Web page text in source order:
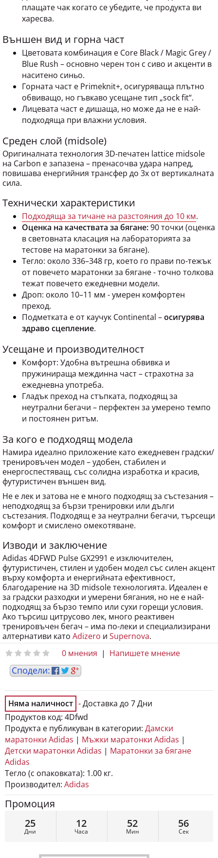
плащате чак когато се убедите, че продукта ви
харесва.
Външен вид и горна част
Цветовата комбинация е Core Black / Magic Grey /
Blue Rush – основно черен тон с сиво и акценти в
наситено синьо.
Горната част е Primeknit+, осигуряваща плътно
обвиващо, но гъвкаво усещане тип „sock fit“.
Лицевата част е дишаща, но може да не е най-
подходяща при влажни условия.
Среден слой (midsole)
Оригиналната технология 3D‑печатен lattice midsole
на Carbon е запазена – пренасочва удара напред,
повишава енергийния трансфер до 3x от вертикалната
сила.
Технически характеристики
Подходяща за тичане на разстояния до 10 км.
Оценка на качествата за бягане:90 точки (оценка
в световната класация на лабораторията за
тестове на маратонки за бягане).
Тегло: около 336–348 гр, което го прави по-тежък
от повечето маратонки за бягане - точно толкова
тежат повечето ежедневни модели.
Дроп: около 10–11 мм - умерен комфортен
преход.
Подметката е от каучук Continental –осигурява
здраво сцепление.
Усещане и производителност
Комфорт: Удобна вътрешна обвивка и
пружинираща междинна част – страхотна за
ежедневна употреба.
Гладък преход на стъпката, подходящ за
неутрални бегачи – перфектен за умерено темпо
и постоянен ритъм.
За кого е подходящ модела
Намира идеално приложение като ежедневен градски/
тренировъчен модел – удобен, стабилен и
енергоспестяващ, със солидна изработка и красив,
футуристичен външен вид.
Не е лек и затова не е много подходящ за състезания –
неподходящ за бързи тренировки или дълги
състезания. Подходящ е за неутрални бегачи, търсещи
комфорт и смислено омекотяване.
Изводи и заключение
Adidas 4DFWD Pulse GX2991 е изключителен,
футуристичен, стилен и удобен модел със силен акцент
върху комфорта и енергийната ефективност,
благодарение на 3D midsole технологията. Идеален е
за градски разходки и умерени бягания, но не е най-
подходящ за бързо темпо или сухи горещи условия.
Ако търсиш цитрусово лек, много реактивен
тренировъчен бегач – има по-леки и специализирани
алтернативи като Adizero и Supernova.
0 мнения | Напишете мнение
Няма наличност - Доставка до 7 Дни
Продуктов код: 4Dfwd
Продукта е публикуван в категории: Дамски
маратонки Adidas | Мъжки маратонки Adidas |
Детски маратонки Adidas | Маратонки за бягане
Adidas
Тегло (с опаковката): 1.00 кг.
Производител: Adidas
Промоция
25
Дни
12
Часа
52
Мин
55
Сек